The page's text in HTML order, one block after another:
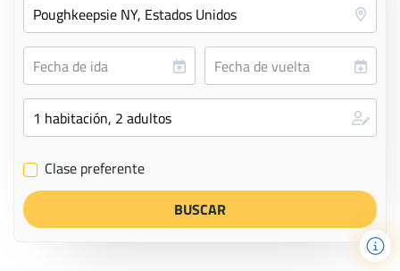
✔ Clase preferente